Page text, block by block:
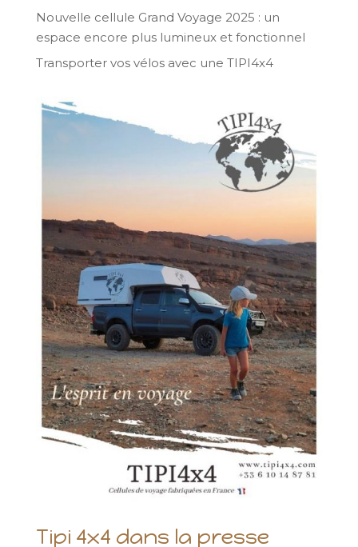
Nouvelle cellule Grand Voyage 2025 : un
espace encore plus lumineux et fonctionnel
Transporter vos vélos avec une TIPI4x4
Tipi 4x4 dans la presse